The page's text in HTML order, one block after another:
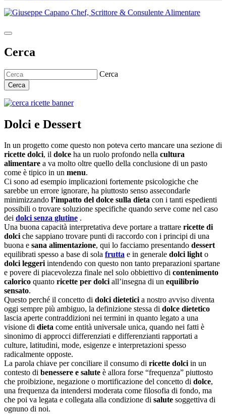
Cerca
Cerca
Cerca
Dolci e Dessert
In un progetto come questo non poteva certo mancare una sezione di
ricette dolci, il dolce ha un ruolo profondo nella cultura
alimentare a va molto oltre quello della conclusione di un pasto
come è tipico in un menu.
Ci sono ad esempio implicazioni fortemente psicologiche che
sarebbe un errore ignorare, ha piuttosto senso assecondarle
minimizzando l’impatto del dolce sulla dieta con i tanti espedienti
possibili o trovare soluzione specifiche quando serve come nel caso
dei dolci senza glutine .
Una buona capacità interpretativa deve portare a trattare ricette di
dolciche sappiano trovare punti di raccordo con i principi di una
buona e sana alimentazione, qui lo facciamo presentando dessert
equilibrati spesso a base di sola frutta e in generale dolci lighto
dolci leggeriintendendo con questo non tanto preparazioni spartane
e povere di piacevolezza finale nel solo obbiettivo di contenimento
calorico quanto ricette per dolciall’insegna di un equilibrio
sensato.
Questo perché il concetto di dolci dieteticia nostro avviso diventa
oggi sempre più ambiguo, la definizione stessa di dolce dietetico
lascia aperte contraddizioni nei termini in quanto legato a una
visione di dieta come entità universale unica, quando nei fatti è
sinonimo di approcci differenziati e differenzianti rapportati a
culture, latitudini, mode, esigenze e interpretazioni spesso
radicalmente opposte.
La parola chiave per conciliare il consumo di ricette dolciin un
contesto di benessere e salute è allora forse “frequenza” piuttosto
che proibizione, negazione o mortificazione del concetto di dolce,
una frequenza da intendersi moderata come filosofia di fondo, ma
che poi va legata e collegata alla condizione di salute soggettiva di
ognuno di noi.